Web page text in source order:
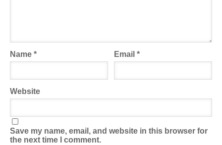
Name * Email*
Website
Save my name, email, and website in this browser for
the next time I comment.